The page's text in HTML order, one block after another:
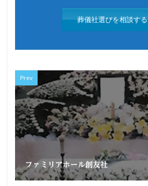
葬儀社選びを相談する
Prev
ファミリアホール創友社